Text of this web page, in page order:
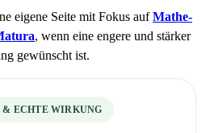
eigene Seite mit Fokus aufMathe-
, wenn eine engere und stärker
gewünscht ist.
ECHTE WIRKUNG